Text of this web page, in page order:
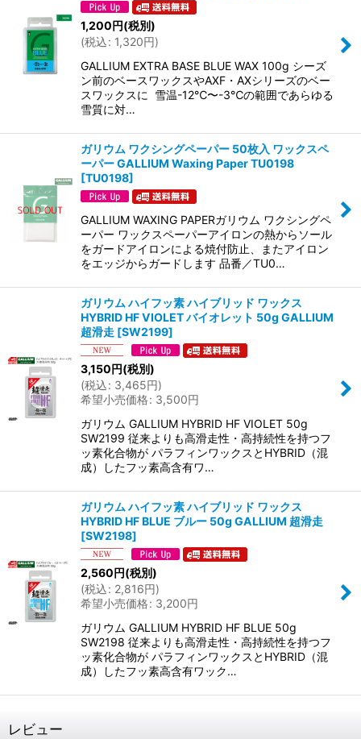
1,200円(税別)
(税込: 1,320円)
GALLIUM EXTRA BASE BLUE WAX 100g シーズ
ン前のベースワックスやAXF・AXシリーズのベー
スワックスに 雪温-12℃〜-3℃の範囲であらゆる
雪質に対…
ガリウム ワクシングペーパー 50枚入 ワックスペ
ーパー GALLIUM Waxing Paper TU0198
[TU0198]
GALLIUM WAXING PAPERガリウム ワクシングペ
ーパー ワックスペーパーアイロンの熱からソール
をガードアイロンによる焼付防止、またアイロン
をエッジからガードします 品番／TU0…
ガリウム ハイフッ素 ハイブリッド ワックス
HYBRID HF VIOLET バイオレット 50g GALLIUM
超滑走 [SW2199]
3,150円(税別)
(税込: 3,465円)
希望小売価格: 3,500円
ガリウム GALLIUM HYBRID HF VIOLET 50g
SW2199 従来よりも高滑走性・高持続性を持つフ
ッ素化合物が パラフィンワックスとHYBRID（混
成）したフッ素高含有ワ…
ガリウム ハイフッ素 ハイブリッド ワックス
HYBRID HF BLUE ブルー 50g GALLIUM 超滑走
[SW2198]
2,560円(税別)
(税込: 2,816円)
希望小売価格: 3,200円
ガリウム GALLIUM HYBRID HF BLUE 50g
SW2198 従来よりも高滑走性・高持続性を持つフ
ッ素化合物が パラフィンワックスとHYBRID（混
成）したフッ素高含有ワック…
レビュー